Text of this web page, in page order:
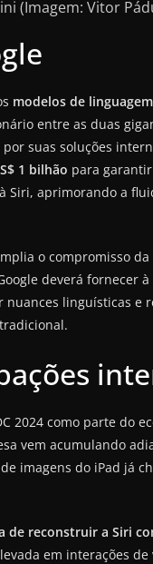
(Imagem: Vitor
modelos de
entre as duas
suas soluções
1 bilhão para
Siri, aprimorando a
o compromisso
deverá fornecer
linguísticas e
2024 como parte do
vem acumulando
imagens do iPad já
de reconstruir a Siri
em interações de